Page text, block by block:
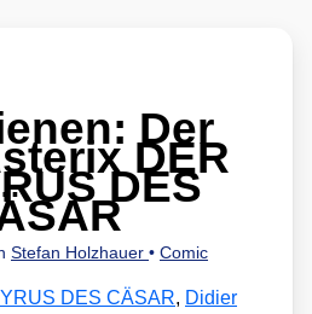
Der
DER
DES
Stefan Holzhauer • Comic
DES CÄSAR, Didier